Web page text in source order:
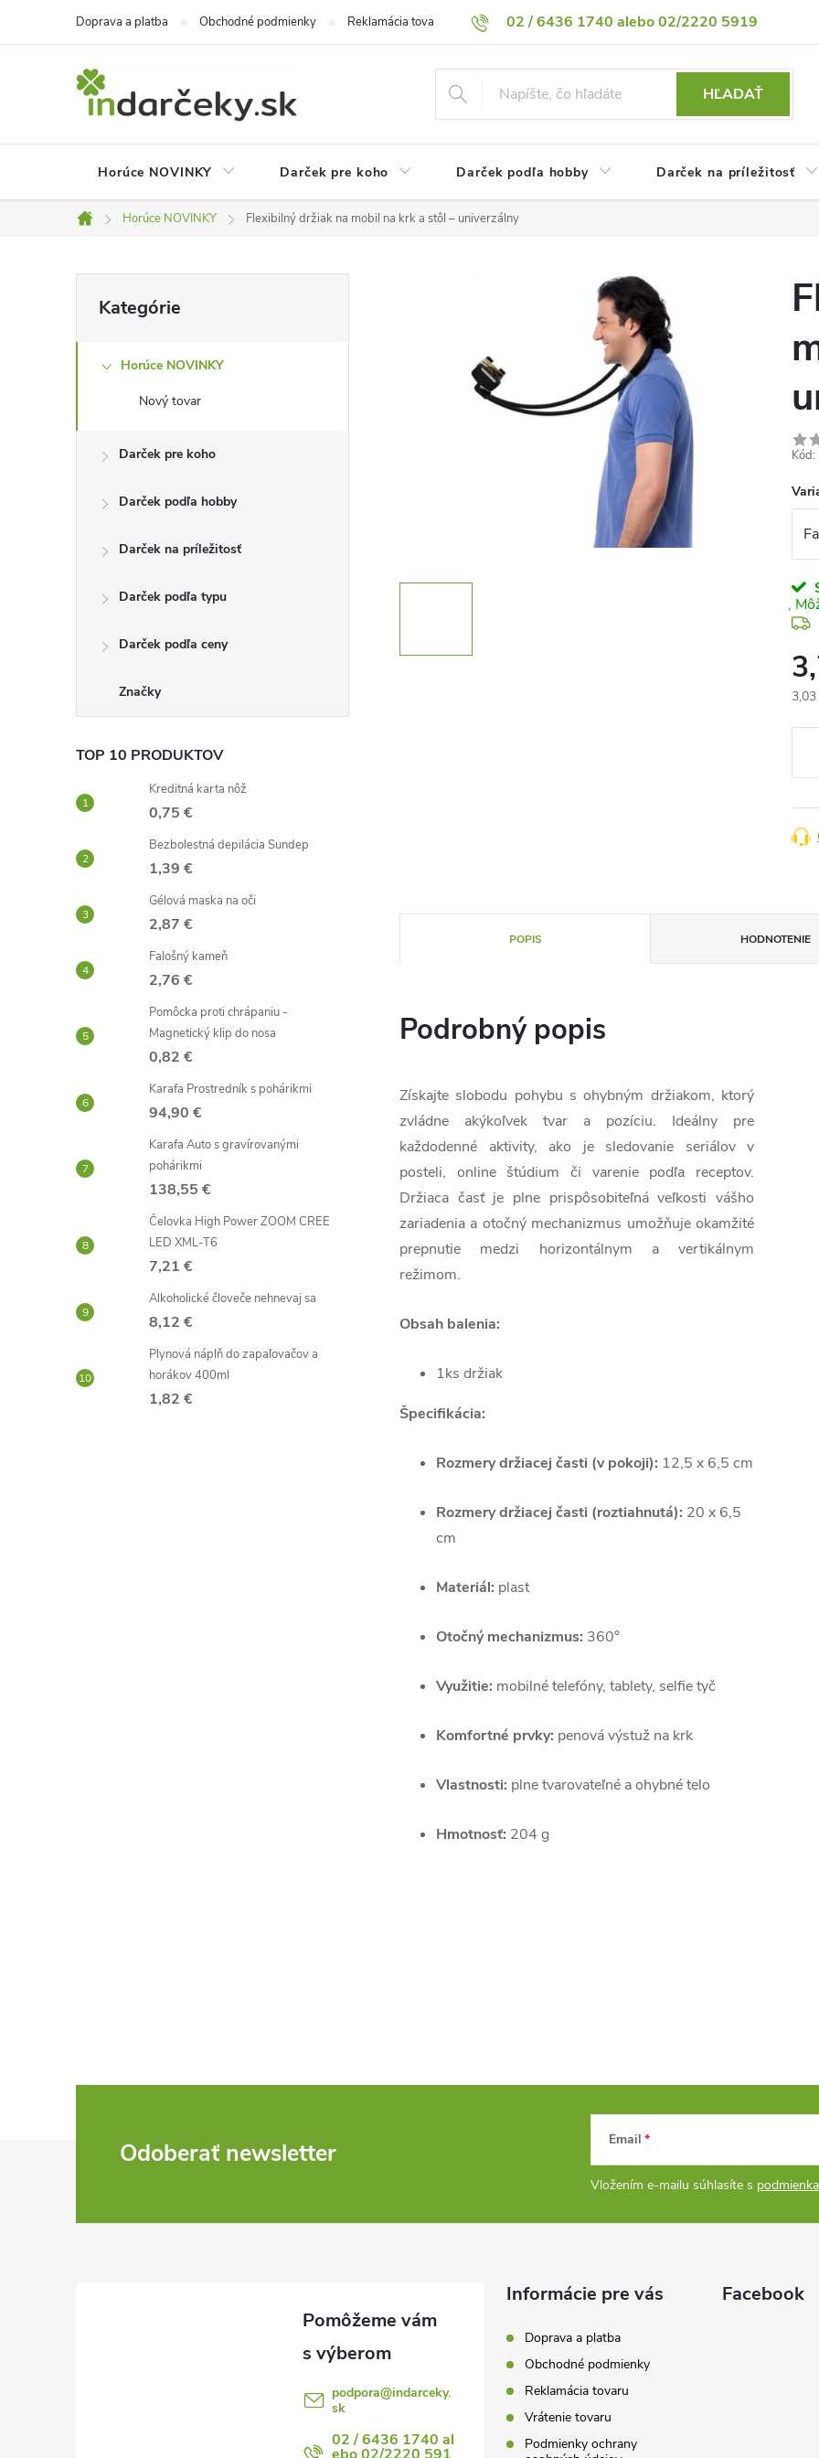
02 / 6436 1740 alebo 02/2220 5919
Doprava a platba Obchodné podmienky Reklamácia tovaru Vrátenie tovaru Podmienky ochrany osobných údajov
HĽADAŤ
Horúce NOVINKY Darček pre koho Darček podľa hobby Darček na príležitosť
Domov
Horúce NOVINKY Flexibilný držiak na mobil na krk a stôl – univerzálny
o
n
l
kategórie
Kategórie
Horúce NOVINKY
Nový tovar
Darček pre koho
Darček podľa hobby
Darček na príležitosť
Darček podľa typu
Darček podľa ceny
Značky
TOP 10 PRODUKTOV
Kreditná karta nôž
0,75 €
Bezbolestná depilácia Sundep
1,39 €
Gélová maska ​​na oči
2,87 €
Falošný kameň
2,76 €
Pomôcka proti chrápaniu -
Magnetický klip do nosa
0,82 €
Karafa Prostredník s pohárikmi
94,90 €
Karafa Auto s gravírovanými
pohárikmi
138,55 €
Čelovka High Power ZOOM CREE
LED XML-T6
7,21 €
Alkoholické človeče nehnevaj sa
8,12 €
Plynová náplň do zapaľovačov a
horákov 400ml
1,82 €
Kód:
POPIS HODNOTENIE
Podrobný popis
Získajte slobodu pohybu s ohybným držiakom, ktorý
zvládne akýkoľvek tvar a pozíciu. Ideálny pre
každodenné aktivity, ako je sledovanie seriálov v
posteli, online štúdium či varenie podľa receptov.
Držiaca časť je plne prispôsobiteľná veľkosti vášho
zariadenia a otočný mechanizmus umožňuje okamžité
prepnutie medzi horizontálnym a vertikálnym
režimom.
Obsah balenia:
1ks držiak
Špecifikácia:
Rozmery držiacej časti (v pokoji): 12,5 x 6,5 cm
Rozmery držiacej časti (roztiahnutá): 20 x 6,5
cm
Materiál: plast
Otočný mechanizmus: 360°
Využitie: mobilné telefóny, tablety, selfie tyč
Komfortné prvky: penová výstuž na krk
Vlastnosti: plne tvarovateľné a ohybné telo
Hmotnosť: 204 g
Odoberať newsletter Email
Vložením e-mailu súhlasíte s
podpora@indarceky.
sk
02 / 6436 1740 al
Informácie pre vás
Doprava a platba
Obchodné podmienky
Reklamácia tovaru
Vrátenie tovaru
Podmienky ochrany
Facebook